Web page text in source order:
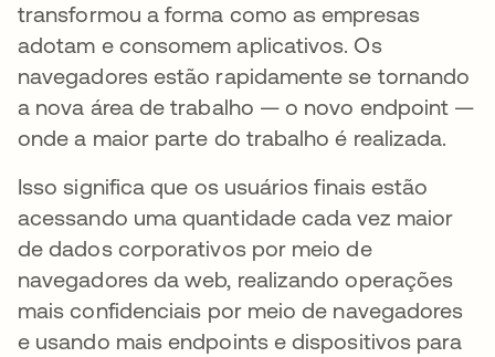
transformou a forma como as empresas
adotam e consomem aplicativos. Os
navegadores estão rapidamente se tornando
a nova área de trabalho — o novo endpoint —
onde a maior parte do trabalho é realizada.
Isso significa que os usuários finais estão
acessando uma quantidade cada vez maior
de dados corporativos por meio de
navegadores da web, realizando operações
mais confidenciais por meio de navegadores
e usando mais endpoints e dispositivos para